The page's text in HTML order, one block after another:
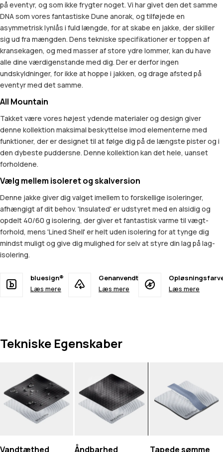
på eventyr, og som ikke frygter noget. Vi har givet den det samme
DNA som vores fantastiske Dune anorak, og tilføjede en
asymmetrisk lynlås i fuld længde, for at skabe en jakke, der skiller
sig ud fra mængden. Dens tekniske specifikationer er toppen af
kransekagen, og med masser af store ydre lommer, kan du have
alle dine værdigenstande med dig. Der er derfor ingen
undskyldninger, for ikke at hoppe i jakken, og drage afsted på
eventyr med det samme.
All Mountain
Takket være vores højest ydende materialer og design giver
denne kollektion maksimal beskyttelse imod elementerne med
funktioner, der er designet til at følge dig på de længste pister og i
den dybeste puddersne. Denne kollektion kan det hele, uanset
forholdene.
Vælg mellem isoleret og skalversion
Denne jakke giver dig valget imellem to forskellige isoleringer,
afhængigt af dit behov. 'Insulated' er udstyret med en alsidig og
opdelt 40/60 g isolering, der giver et fantastisk varme til vægt-
forhold, mens 'Lined Shell' er helt uden isolering for at tynge dig
mindst muligt og give dig mulighed for selv at styre din lag på lag-
isolering.
bluesign®
Læs mere
Genanvendt
Læs mere
Læs mere
Tekniske Egenskaber
Vandtæthed Åndbarhed Tapede sømme